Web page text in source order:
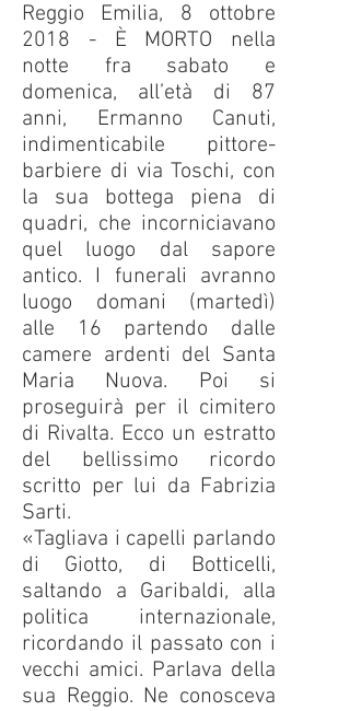
Reggio Emilia, 8 ottobre
2018 - È MORTO nella
notte fra sabato e
domenica, all’età di 87
anni, Ermanno Canuti,
indimenticabile pittore-
barbiere di via Toschi, con
la sua bottega piena di
quadri, che incorniciavano
quel luogo dal sapore
antico. I funerali avranno
luogo domani (martedì)
alle 16 partendo dalle
camere ardenti del Santa
Maria Nuova. Poi si
proseguirà per il cimitero
di Rivalta. Ecco un estratto
del bellissimo ricordo
scritto per lui da Fabrizia
Sarti.
«Tagliava i capelli parlando
di Giotto, di Botticelli,
saltando a Garibaldi, alla
politica internazionale,
ricordando il passato con i
vecchi amici. Parlava della
sua Reggio. Ne conosceva